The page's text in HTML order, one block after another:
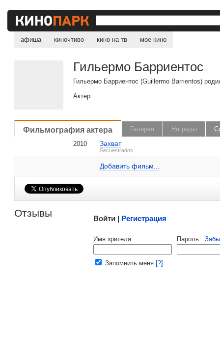
афиша киночтиво кино на тв мое кино
Гильермо Барриентос
Гильермо Барриентос (Guillermo Barrientos)
Актер.
Фильмография актера Галерея Награды
2010
Захват
Secuestrados
Добавить фильм...
Гильермо Барриентос на IMDB.com
Отзывы Войти | Регистрация
Имя зрителя: Пароль:
Запомнить меня [?]